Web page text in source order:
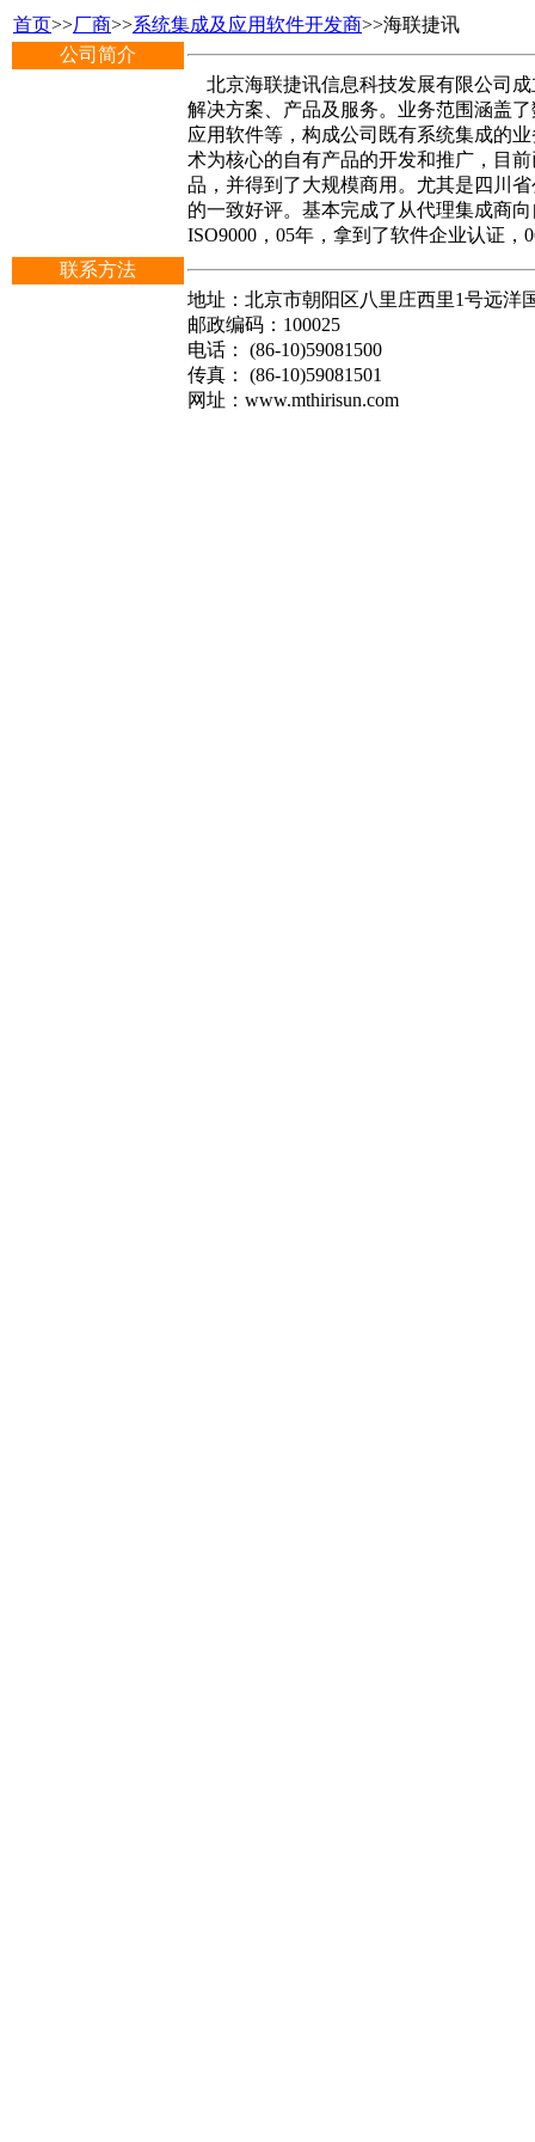
首页>>厂商>>系统集成及应用软件开发商>>海联捷讯
公司简介
北京海联捷讯信息科技发展有限公司成
解决方案、产品及服务。业务范围涵盖
应用软件等，构成公司既有系统集成的
术为核心的自有产品的开发和推广，目
品，并得到了大规模商用。尤其是四川
的一致好评。基本完成了从代理集成商
ISO9000，05年，拿到了软件企业认证
联系方法
地址：北京市朝阳区八里庄西里1号远洋
邮政编码：100025
电话： (86-10)59081500
传真： (86-10)59081501
网址：www.mthirisun.com